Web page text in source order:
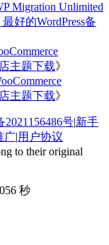
Migration Unlimited
好的WordPress备
主题下载》
主题下载》
2021156486号|新手
广|用户协议
to their original
秒